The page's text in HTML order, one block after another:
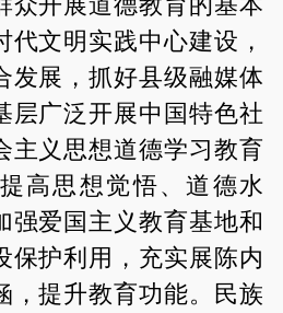
众开展道德教育的基本
文明实践中心建设，
发展，抓好县级融媒体
层广泛开展中国特色社
主义思想道德学习教育
高思想觉悟、道德水
强爱国主义教育基地和
保护利用，充实展陈内
，提升教育功能。民族